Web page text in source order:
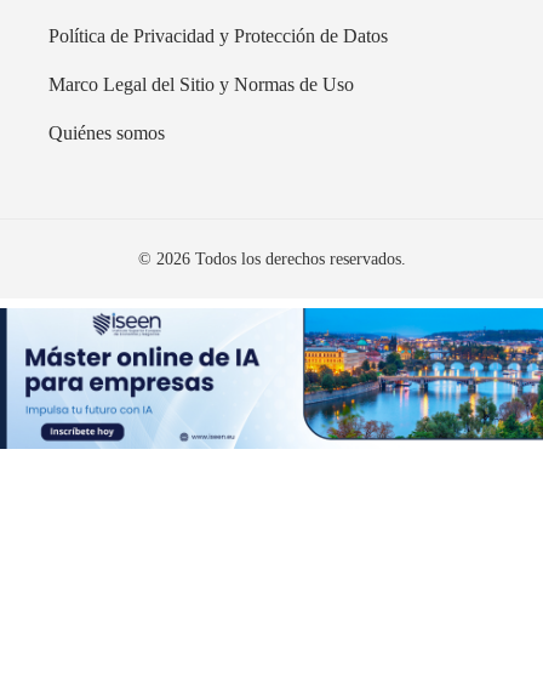
Política de Privacidad y Protección de Datos
Marco Legal del Sitio y Normas de Uso
Quiénes somos
© 2026 Todos los derechos reservados.